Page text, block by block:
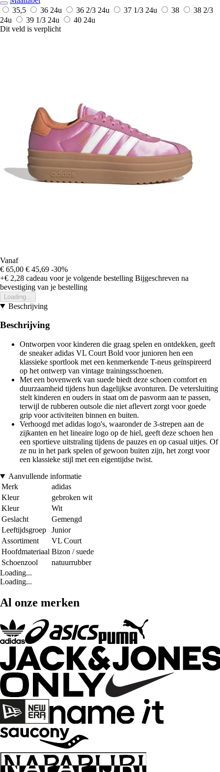
35,5
36 24u 36 2/3 24u 37 1/3 24u 38
38 2/3
24u
39 1/3 24u 40 24u
Dit veld is verplicht
Vanaf
€ 65,00 € 45,69 -30%
+€ 2,28 cadeau voor je volgende bestelling Bijgeschreven na
bevestiging van je bestelling
Loading...
Beschrijving
Beschrijving
Ontworpen voor kinderen die graag spelen en ontdekken, geeft
de sneaker adidas VL Court Bold voor junioren hen een
klassieke sportlook met een kenmerkende T-neus geïnspireerd
op het ontwerp van vintage trainingsschoenen.
Met een bovenwerk van suede biedt deze schoen comfort en
duurzaamheid tijdens hun dagelijkse avonturen. De vetersluiting
stelt kinderen en ouders in staat om de pasvorm aan te passen,
terwijl de rubberen outsole die niet aflevert zorgt voor goede
grip voor activiteiten binnen en buiten.
Verhoogd met adidas logo's, waaronder de 3-strepen aan de
zijkanten en het lineaire logo op de hiel, geeft deze schoen hen
een sportieve uitstraling tijdens de pauzes en op casual uitjes. Of
ze nu in het park spelen of gewoon buiten zijn, het zorgt voor
een klassieke stijl met een eigentijdse twist.
Aanvullende informatie
Merk
adidas
Kleur
gebroken wit
Kleur
Wit
Geslacht
Gemengd
Leeftijdsgroep
Junior
Assortiment
VL Court
Hoofdmateriaal Bizon / suede
Schoenzool
natuurrubber
Loading...
Loading...
Al onze merken